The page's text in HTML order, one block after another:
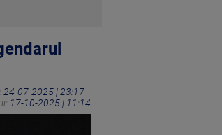
24-07-2025 | 23:17
17-10-2025 | 11:14